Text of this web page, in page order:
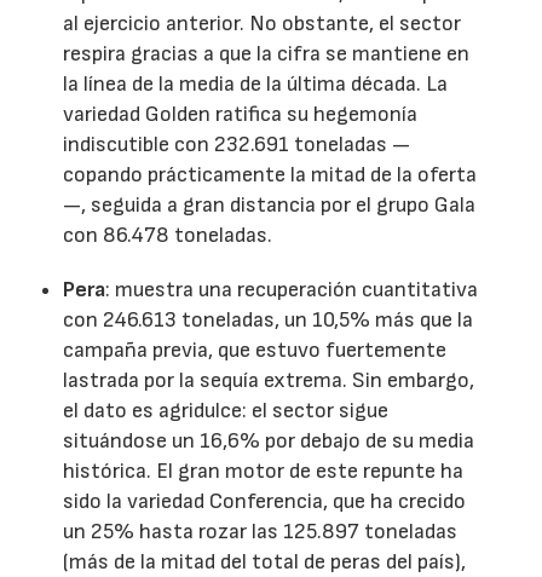
al ejercicio anterior. No obstante, el sector
respira gracias a que la cifra se mantiene en
la línea de la media de la última década. La
variedad Golden ratifica su hegemonía
indiscutible con 232.691 toneladas —
copando prácticamente la mitad de la oferta
—, seguida a gran distancia por el grupo Gala
con 86.478 toneladas.
Pera: muestra una recuperación cuantitativa
con 246.613 toneladas, un 10,5% más que la
campaña previa, que estuvo fuertemente
lastrada por la sequía extrema. Sin embargo,
el dato es agridulce: el sector sigue
situándose un 16,6% por debajo de su media
histórica. El gran motor de este repunte ha
sido la variedad Conferencia, que ha crecido
un 25% hasta rozar las 125.897 toneladas
(más de la mitad del total de peras del país),